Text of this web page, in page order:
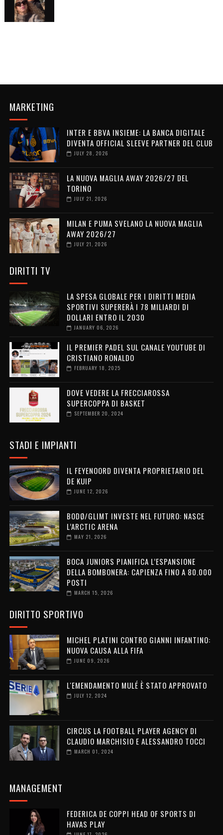
MARKETING
INTER E BBVA INSIEME: LA BANCA DIGITALE
DIVENTA OFFICIAL SLEEVE PARTNER DEL CLUB
JULY 28, 2026
LA NUOVA MAGLIA AWAY 2026/27 DEL
TORINO
JULY 21, 2026
MILAN E PUMA SVELANO LA NUOVA MAGLIA
AWAY 2026/27
JULY 21, 2026
DIRITTI TV
LA SPESA GLOBALE PER I DIRITTI MEDIA
SPORTIVI SUPERERÀ I 78 MILIARDI DI
DOLLARI ENTRO IL 2030
JANUARY 06, 2026
IL PREMIER PADEL SUL CANALE YOUTUBE DI
CRISTIANO RONALDO
FEBRUARY 18, 2025
DOVE VEDERE LA FRECCIAROSSA
SUPERCOPPA DI BASKET
SEPTEMBER 20, 2024
STADI E IMPIANTI
IL FEYENOORD DIVENTA PROPRIETARIO DEL
DE KUIP
JUNE 12, 2026
BODØ/GLIMT INVESTE NEL FUTURO: NASCE
L’ARCTIC ARENA
MAY 21, 2026
BOCA JUNIORS PIANIFICA L’ESPANSIONE
DELLA BOMBONERA: CAPIENZA FINO A 80.000
POSTI
MARCH 15, 2026
DIRITTO SPORTIVO
MICHEL PLATINI CONTRO GIANNI INFANTINO:
NUOVA CAUSA ALLA FIFA
JUNE 09, 2026
L'EMENDAMENTO MULÉ È STATO APPROVATO
JULY 12, 2024
CIRCUS LA FOOTBALL PLAYER AGENCY DI
CLAUDIO MARCHISIO E ALESSANDRO TOCCI
MARCH 01, 2024
MANAGEMENT
FEDERICA DE COPPI HEAD OF SPORTS DI
HAVAS PLAY